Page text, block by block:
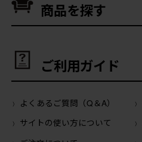
商品を探す
ご利用ガイド
よくあるご質問（Q＆A）
サイトの使い方について